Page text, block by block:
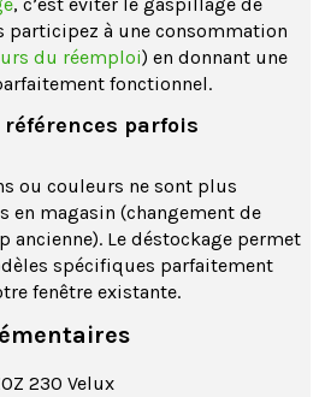
participez à une consommation
du réemploi) en donnant une
fonctionnel.
références parfois
ou couleurs ne sont plus
magasin (changement de
ancienne). Le déstockage permet
spécifiques parfaitement
fenêtre existante.
230 Velux